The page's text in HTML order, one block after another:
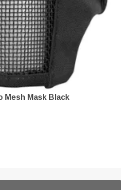
Mesh Mask Black